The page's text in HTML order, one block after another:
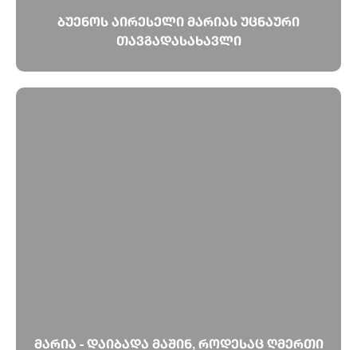
ბუენოს აირესელი მარიას უცნაური
თავგადასახავლი
მარია - დაიბადა მაშინ, როდესაც ღმერთი